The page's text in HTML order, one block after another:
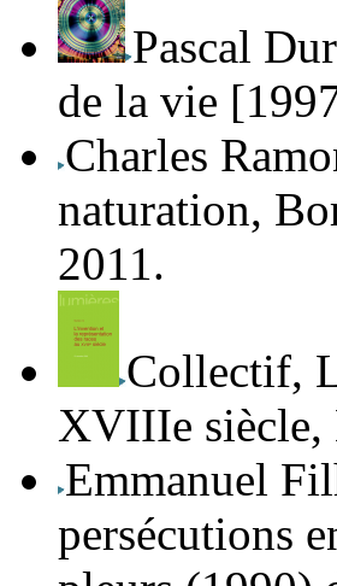
Pascal
de la vie
Charles
naturation,
2011.
Collectif,
XVIIIe siècle,
Emmanuel
persécutions